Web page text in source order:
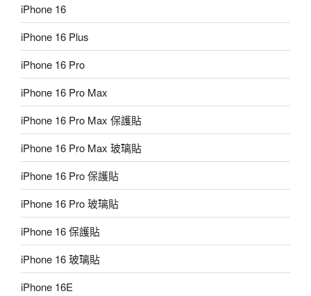
iPhone 16
iPhone 16 Plus
iPhone 16 Pro
iPhone 16 Pro Max
iPhone 16 Pro Max 保護貼
iPhone 16 Pro Max 玻璃貼
iPhone 16 Pro 保護貼
iPhone 16 Pro 玻璃貼
iPhone 16 保護貼
iPhone 16 玻璃貼
iPhone 16E